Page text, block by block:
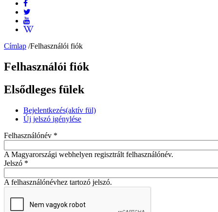
Címlap /Felhasználói fiók
Felhasználói fiók
Elsődleges fülek
Bejelentkezés(aktív fül)
Új jelszó igénylése
Felhasználónév *
A Magyarországi webhelyen regisztrált felhasználónév.
Jelszó *
A felhasználónévhez tartozó jelszó.